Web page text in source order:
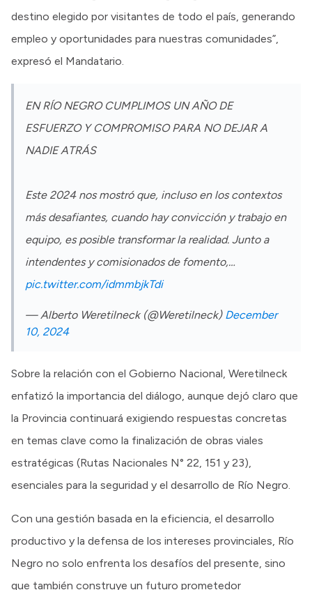
destino elegido por visitantes de todo el país, generando
empleo y oportunidades para nuestras comunidades”,
expresó el Mandatario.
EN RÍO NEGRO CUMPLIMOS UN AÑO DE
ESFUERZO Y COMPROMISO PARA NO DEJAR A
NADIE ATRÁS
Este 2024 nos mostró que, incluso en los contextos
más desafiantes, cuando hay convicción y trabajo en
equipo, es posible transformar la realidad. Junto a
intendentes y comisionados de fomento,…
pic.twitter.com/idmmbjkTdi
— Alberto Weretilneck (@Weretilneck) December
10, 2024
Sobre la relación con el Gobierno Nacional, Weretilneck
enfatizó la importancia del diálogo, aunque dejó claro que
la Provincia continuará exigiendo respuestas concretas
en temas clave como la finalización de obras viales
estratégicas (Rutas Nacionales N° 22, 151 y 23),
esenciales para la seguridad y el desarrollo de Río Negro.
Con una gestión basada en la eficiencia, el desarrollo
productivo y la defensa de los intereses provinciales, Río
Negro no solo enfrenta los desafíos del presente, sino
que también construye un futuro prometedor